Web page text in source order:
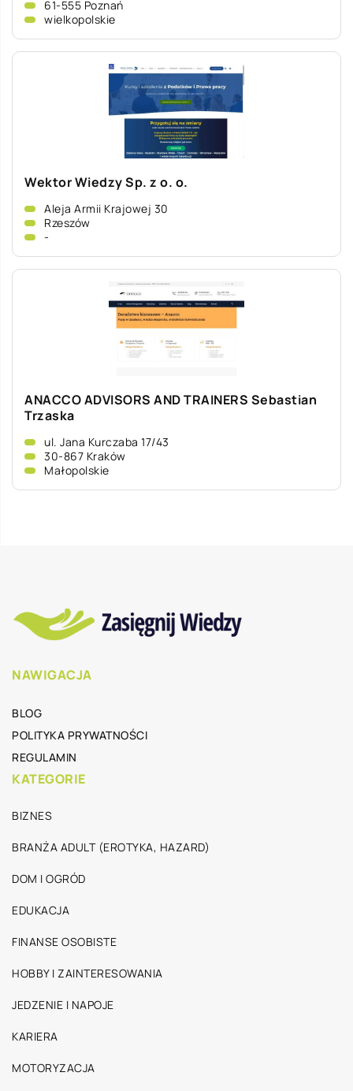
61-555 Poznań
wielkopolskie
Wektor Wiedzy Sp. z o. o.
Aleja Armii Krajowej 30
Rzeszów
-
ANACCO ADVISORS AND TRAINERS Sebastian
Trzaska
ul. Jana Kurczaba 17/43
30-867 Kraków
Małopolskie
NAWIGACJA
BLOG
POLITYKA PRYWATNOŚCI
REGULAMIN
KATEGORIE
BIZNES
BRANŻA ADULT (EROTYKA, HAZARD)
DOM I OGRÓD
EDUKACJA
FINANSE OSOBISTE
HOBBY I ZAINTERESOWANIA
JEDZENIE I NAPOJE
KARIERA
MOTORYZACJA